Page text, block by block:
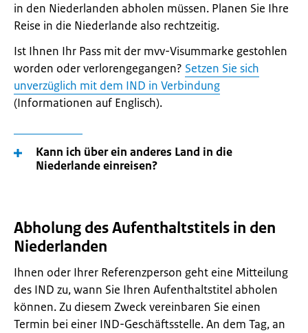
in den Niederlanden abholen müssen. Planen Sie Ihre
Reise in die Niederlande also rechtzeitig.
Ist Ihnen Ihr Pass mit der mvv-Visummarke gestohlen
worden oder verlorengegangen? Setzen Sie sich
unverzüglich mit dem IND in Verbindung
(Informationen auf Englisch).
Kann ich über ein anderes Land in die
Niederlande einreisen?
Abholung des Aufenthaltstitels in den
Niederlanden
Ihnen oder Ihrer Referenzperson geht eine Mitteilung
des IND zu, wann Sie Ihren Aufenthaltstitel abholen
können. Zu diesem Zweck vereinbaren Sie einen
Termin bei einer IND-Geschäftsstelle. An dem Tag, an